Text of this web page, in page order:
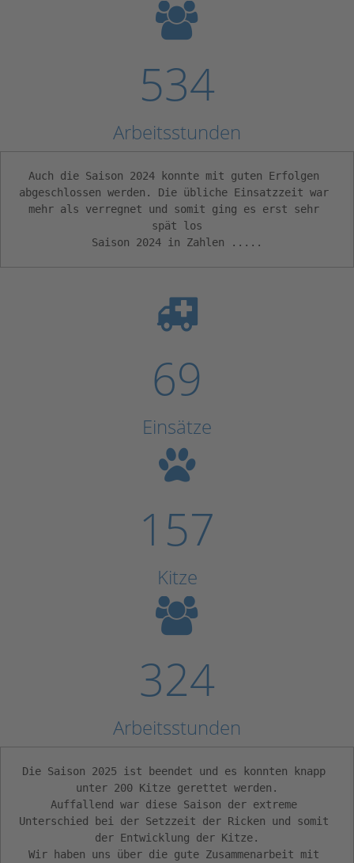
534
Arbeitsstunden
Auch die Saison 2024 konnte mit guten Erfolgen
abgeschlossen werden. Die übliche Einsatzzeit war
mehr als verregnet und somit ging es erst sehr
spät los
Saison 2024 in Zahlen .....
69
Einsätze
157
Kitze
324
Arbeitsstunden
Die Saison 2025 ist beendet und es konnten knapp
unter 200 Kitze gerettet werden.
Auffallend war diese Saison der extreme
Unterschied bei der Setzzeit der Ricken und somit
der Entwicklung der Kitze.
Wir haben uns über die gute Zusammenarbeit mit